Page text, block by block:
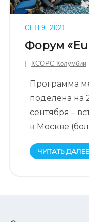
Форум
СЕН 9, 2021
КСОРС Колумбии
Программа
поделена на
сентября –
в Москве
ЧИТАТЬ ДАЛЕЕ